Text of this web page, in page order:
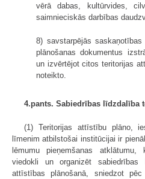
vērā dabas, kultūrvides,
saimnieciskās darbības
8) savstarpējās
plānošanas dokumentus
un izvērtējot citos teritorijas
noteikto.
4.pants. Sabiedrības līdzdalība
(1) Teritorijas attīstību plāno,
līmenim atbilstošai institūcijai ir
lēmumu pieņemšanas
viedokli un organizēt sabiedrības
attīstības plānošanā, sniedzot